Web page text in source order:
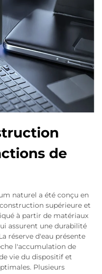
de
naturel a été conçu en
supérieure et
à partir de matériaux
assurent une durabilité
réserve d'eau présente
l'accumulation de
vie du dispositif et
Plusieurs